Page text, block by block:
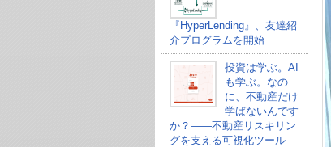
『HyperLending』、友達紹
介プログラムを開始
投資は学ぶ。AI
も学ぶ。なの
に、不動産だけ
学ばないんです
か？——不動産リスキリン
グを支える可視化ツール